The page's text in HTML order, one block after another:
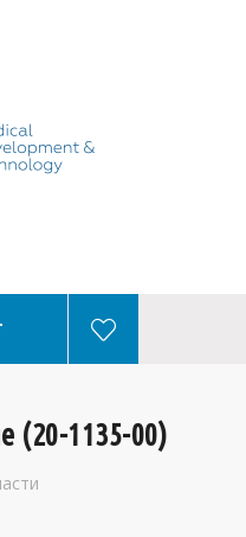
(20-1135-00)